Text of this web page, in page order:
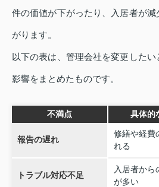
件の価値が下がったり、入居者が
がります。
以下の表は、管理会社を変更した
影響をまとめたものです。
不満点 具体的
報告の遅れ
修繕や経費
れる
トラブル対応不足
入居者から
が多い